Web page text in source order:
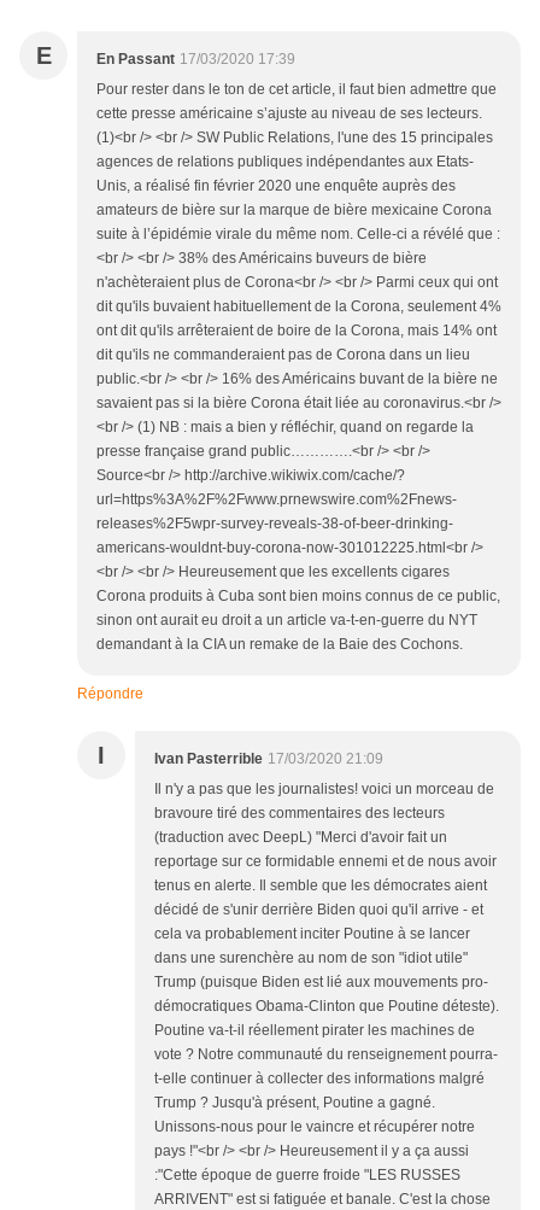
E En Passant 17/03/2020 17:39
Pour rester dans le ton de cet article, il faut bien admettre que
cette presse américaine s’ajuste au niveau de ses lecteurs.
(1)<br /> <br /> SW Public Relations, l'une des 15 principales
agences de relations publiques indépendantes aux Etats-
Unis, a réalisé fin février 2020 une enquête auprès des
amateurs de bière sur la marque de bière mexicaine Corona
suite à l’épidémie virale du même nom. Celle-ci a révélé que :
<br /> <br /> 38% des Américains buveurs de bière
n'achèteraient plus de Corona<br /> <br /> Parmi ceux qui ont
dit qu'ils buvaient habituellement de la Corona, seulement 4%
ont dit qu'ils arrêteraient de boire de la Corona, mais 14% ont
dit qu'ils ne commanderaient pas de Corona dans un lieu
public.<br /> <br /> 16% des Américains buvant de la bière ne
savaient pas si la bière Corona était liée au coronavirus.<br />
<br /> (1) NB : mais a bien y réfléchir, quand on regarde la
presse française grand public………….<br /> <br />
Source<br /> http://archive.wikiwix.com/cache/?
url=https%3A%2F%2Fwww.prnewswire.com%2Fnews-
releases%2F5wpr-survey-reveals-38-of-beer-drinking-
americans-wouldnt-buy-corona-now-301012225.html<br />
<br /> <br /> Heureusement que les excellents cigares
Corona produits à Cuba sont bien moins connus de ce public,
sinon ont aurait eu droit a un article va-t-en-guerre du NYT
demandant à la CIA un remake de la Baie des Cochons.
Répondre
I Ivan Pasterrible 17/03/2020 21:09
Il n'y a pas que les journalistes! voici un morceau de
bravoure tiré des commentaires des lecteurs
(traduction avec DeepL) "Merci d'avoir fait un
reportage sur ce formidable ennemi et de nous avoir
tenus en alerte. Il semble que les démocrates aient
décidé de s'unir derrière Biden quoi qu'il arrive - et
cela va probablement inciter Poutine à se lancer
dans une surenchère au nom de son "idiot utile"
Trump (puisque Biden est lié aux mouvements pro-
démocratiques Obama-Clinton que Poutine déteste).
Poutine va-t-il réellement pirater les machines de
vote ? Notre communauté du renseignement pourra-
t-elle continuer à collecter des informations malgré
Trump ? Jusqu'à présent, Poutine a gagné.
Unissons-nous pour le vaincre et récupérer notre
pays !"<br /> <br /> Heureusement il y a ça aussi
:"Cette époque de guerre froide "LES RUSSES
ARRIVENT" est si fatiguée et banale. C'est la chose